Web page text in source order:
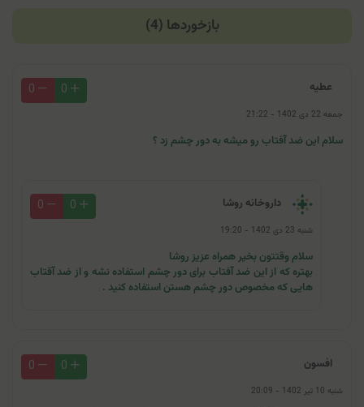
بازخوردها (4)
عطیه 0
0
جمعه 22 دی 1402 - 21:22
سلام این ضد آفتاب رو میشه به دور چشم زد ؟
داروخانه روشا 0
0
شنبه 23 دی 1402 - 19:20
سلام وقتتون بخیر همراه عزیز روشا
بهتره که از این ضد آفتاب برای دور چشم استفاده نشه و از ضد آقتاب
هایی که مخصوص دور چشم هستن استفاده کنید .
افسون 0
0
شنبه 10 تیر 1402 - 20:09